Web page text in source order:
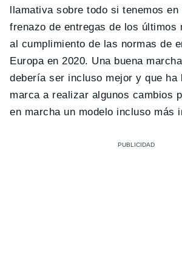
llamativa sobre todo si tenemos en
frenazo de entregas de los últimos
al cumplimiento de las normas de
Europa en 2020. Una buena
debería ser incluso mejor y que ha
marca a realizar algunos cambios
en marcha un modelo incluso más